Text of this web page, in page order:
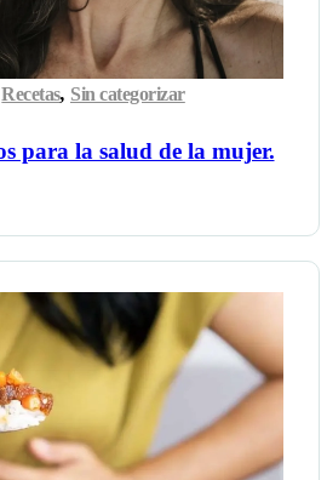
para la salud de la mujer.
Recetas, Sin categorizar